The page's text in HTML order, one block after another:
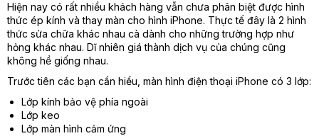
Hiện nay có rất nhiều khách hàng vẫn chưa phân biệt được hình
thức ép kính và thay màn cho hình iPhone. Thực tế đây là 2 hình
thức sửa chữa khác nhau cà dành cho những trường hợp như
hỏng khác nhau. Dĩ nhiên giá thành dịch vụ của chúng cũng
không hề giống nhau.
Trước tiên các bạn cần hiểu, màn hình điện thoại iPhone có 3 lớp:
Lớp kính bảo vệ phía ngoài
Lớp keo
Lớp màn hình cảm ứng